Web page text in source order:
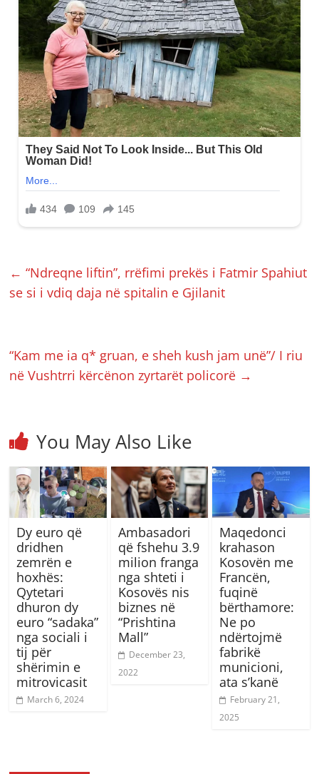
← “Ndreqne liftin”, rrëfimi prekës i Fatmir Spahiut
se si i vdiq daja në spitalin e Gjilanit
“Kam me ia q* gruan, e sheh kush jam unë”/ I riu
në Vushtrri kërcënon zyrtarët policorë →
You May Also Like
Dy euro që
dridhen
zemrën e
hoxhës:
Qytetari
dhuron dy
euro “sadaka”
nga sociali i
tij për
shërimin e
mitrovicasit
March 6, 2024
Ambasadori
që fshehu 3.9
milion franga
nga shteti i
Kosovës nis
biznes në
“Prishtina
Mall”
December 23,
2022
Maqedonci
krahason
Kosovën me
Francën,
fuqinë
bërthamore:
Ne po
ndërtojmë
fabrikë
municioni,
ata s’kanë
February 21,
2025